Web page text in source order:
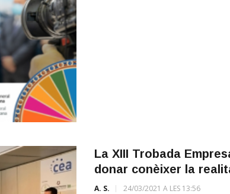
La XIII Trobada
donar conèixer la
A. S. 24/03/2021 A LES 13:56